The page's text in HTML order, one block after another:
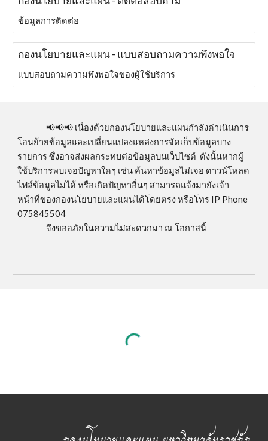
ข้อมูลการติดต่อ
กองนโยบายและแผน - แบบสอบถามความพึงพอใจ
แบบสอบถามความพึงพอใจของผู้ใช้บริการ
📢📢📢 เนื่องด้วยกองนโยบายและแผนกำลังดำเนินการ
โอนย้ายข้อมูลและเปลี่ยนแปลงแหล่งการจัดเก็บข้อมูลบาง
รายการ ซึ่งอาจส่งผลกระทบต่อข้อมูลบนเว็บไซต์ ดังนั้นหากผู้
ใช้บริการพบเจอปัญหาใดๆ เช่น ค้นหาข้อมูลไม่เจอ ดาวน์โหลด
ไฟล์ข้อมูลไม่ได้ หรือเกิดปัญหาอื่นๆ สามารถแจ้งมายังเจ้า
หน้าที่ของกองนโยบายและแผนได้โดยตรง หรือโทร IP Phone
075845504
จึงขออภัยในความไม่สะดวกมา ณ โอกาสนี้